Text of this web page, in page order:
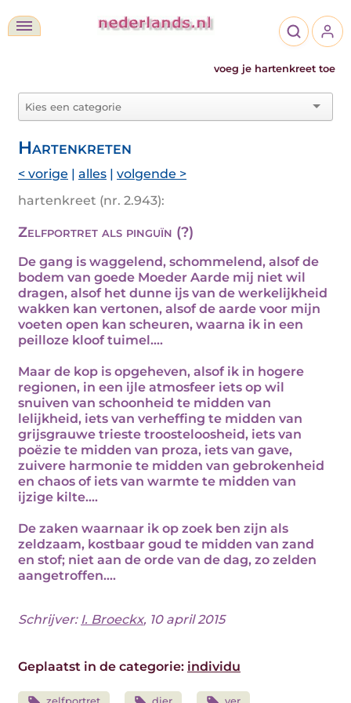
voeg je hartenkreet toe
Hartenkreten
< vorige | alles | volgende >
hartenkreet (nr. 2.943):
Zelfportret als pinguïn (?)
De gang is waggelend, schommelend, alsof de
bodem van goede Moeder Aarde mij niet wil
dragen, alsof het dunne ijs van de werkelijkheid
wakken kan vertonen, alsof de aarde voor mijn
voeten open kan scheuren, waarna ik in een
peilloze kloof tuimel....
Maar de kop is opgeheven, alsof ik in hogere
regionen, in een ijle atmosfeer iets op wil
snuiven van schoonheid te midden van
lelijkheid, iets van verheffing te midden van
grijsgrauwe trieste troosteloosheid, iets van
poëzie te midden van proza, iets van gave,
zuivere harmonie te midden van gebrokenheid
en chaos of iets van warmte te midden van
ijzige kilte....
De zaken waarnaar ik op zoek ben zijn als
zeldzaam, kostbaar goud te midden van zand
en stof; niet aan de orde van de dag, zo zelden
aangetroffen....
Schrijver: I. Broeckx, 10 april 2015
Geplaatst in de categorie: individu